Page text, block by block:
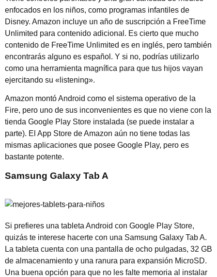
enfocados en los niños, como programas infantiles de
Disney. Amazon incluye un año de suscripción a FreeTime
Unlimited para contenido adicional. Es cierto que mucho
contenido de FreeTime Unlimited es en inglés, pero también
encontrarás alguno es español. Y si no, podrías utilizarlo
como una herramienta magnífica para que tus hijos vayan
ejercitando su «listening».
Amazon montó Android como el sistema operativo de la
Fire, pero uno de sus inconvenientes es que no viene con la
tienda Google Play Store instalada (se puede instalar a
parte). El App Store de Amazon aún no tiene todas las
mismas aplicaciones que posee Google Play, pero es
bastante potente.
Samsung Galaxy Tab A
Si prefieres una tableta Android con Google Play Store,
quizás te interese hacerte con una Samsung Galaxy Tab A.
La tableta cuenta con una pantalla de ocho pulgadas, 32 GB
de almacenamiento y una ranura para expansión MicroSD.
Una buena opción para que no les falte memoria al instalar